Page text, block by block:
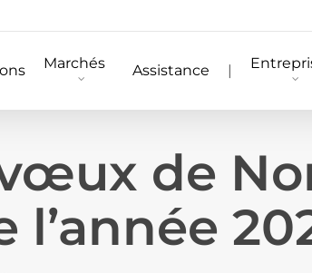
Marchés Assistance |
de
l’année